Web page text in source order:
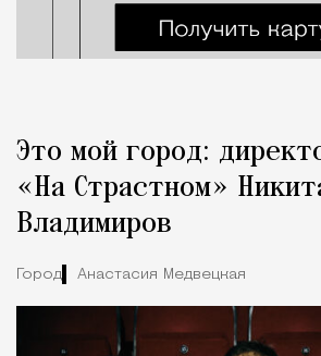
Это мой город:
«На Страстном»
Владимиров
Город Анастасия Медвецкая